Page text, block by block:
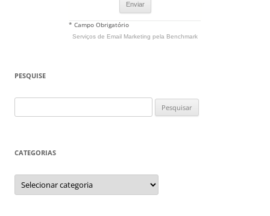
* Campo Obrigatório
Serviços de Email Marketing pela Benchmark
PESQUISE
por:
CATEGORIAS
Categorias